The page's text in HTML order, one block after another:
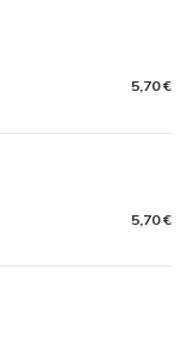
5,70 €
5,70 €